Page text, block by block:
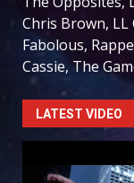
Chris Brown, LL
Fabolous,
Cassie, The
LATEST VIDEO